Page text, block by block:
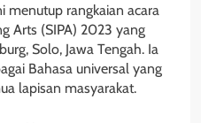
menutup rangkaian acara
Arts (SIPA) 2023 yang
Solo, Jawa Tengah. Ia
Bahasa universal yang
lapisan masyarakat.